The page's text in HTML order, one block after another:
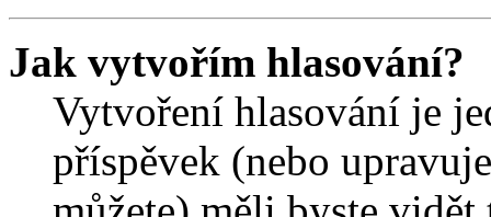
Jak vytvořím hlasování?
Vytvoření hlasování je
příspěvek (nebo